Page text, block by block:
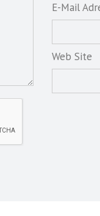
E-Mail
Web Site